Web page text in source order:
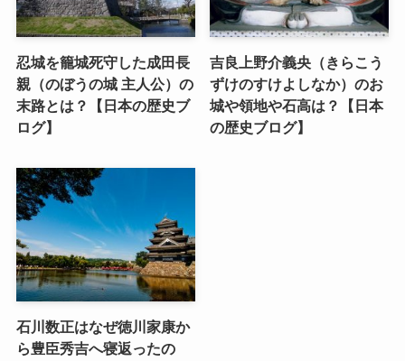
忍城を籠城死守した成田長
親（のぼうの城 主人公）の
末路とは？【日本の歴史ブ
ログ】
吉良上野介義央（きらこう
ずけのすけよしなか）のお
城や領地や石高は？【日本
の歴史ブログ】
石川数正はなぜ徳川家康か
ら豊臣秀吉へ寝返ったの